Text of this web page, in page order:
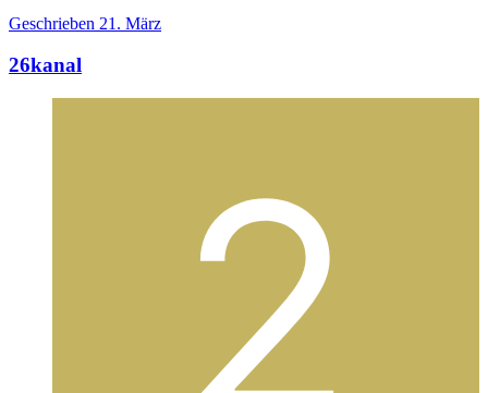
Geschrieben 21. März
26kanal